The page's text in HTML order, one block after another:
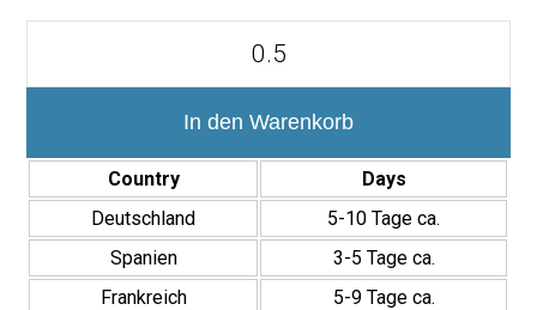
Pared
In den Warenkorb
Country
Days
Deutschland
5-10 Tage ca.
Spanien
3-5 Tage ca.
Frankreich
5-9 Tage ca.